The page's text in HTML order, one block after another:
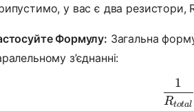
у вас є два резистори,
Формулу: Загальна
з’єднанні:
Rtotal
1